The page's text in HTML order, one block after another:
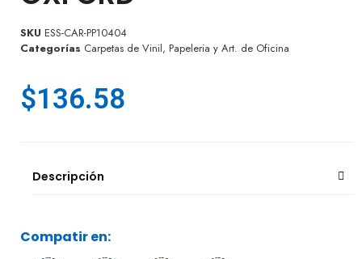
SKU ESS-CAR-PP10404
Categorías Carpetas de Vinil, Papeleria y Art. de Oficina
$136.58
Descripción
Compatir en: